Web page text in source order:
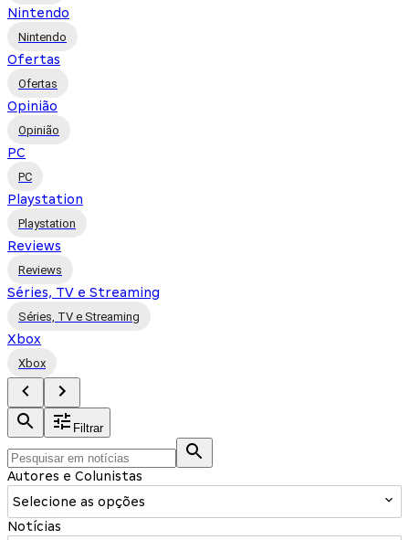
Nintendo
Nintendo
Ofertas
Ofertas
Opinião
Opinião
PC
PC
Playstation
Playstation
Reviews
Reviews
Séries, TV e Streaming
Séries, TV e Streaming
Xbox
Xbox
Filtrar
Autores e Colunistas
Selecione as opções
Notícias